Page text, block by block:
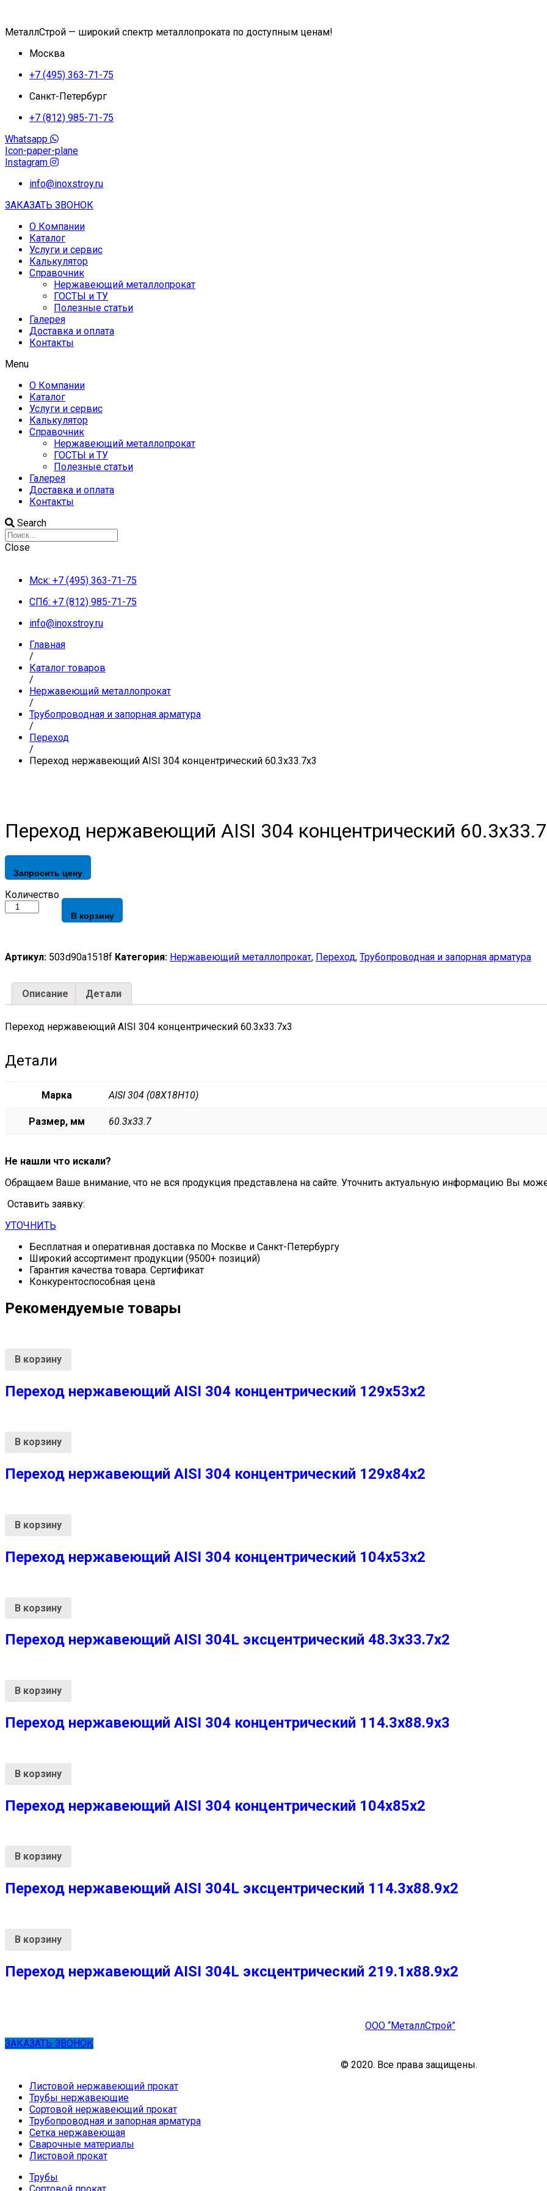
МеталлСтрой — широкий спектр металлопроката по доступным ценам!
Москва
+7 (495) 363-71-75
Санкт-Петербург
+7 (812) 985-71-75
Whatsapp
Icon-paper-plane
Instagram
info@inoxstroy.ru
ЗАКАЗАТЬ ЗВОНОК
О Компании
Каталог
Услуги и сервис
Калькулятор
Справочник
Нержавеющий металлопрокат
ГОСТЫ и ТУ
Полезные статьи
Галерея
Доставка и оплата
Контакты
Menu
О Компании
Каталог
Услуги и сервис
Калькулятор
Справочник
Нержавеющий металлопрокат
ГОСТЫ и ТУ
Полезные статьи
Галерея
Доставка и оплата
Контакты
Search
Close
Мск: +7 (495) 363-71-75
СПб: +7 (812) 985-71-75
info@inoxstroy.ru
Главная
/
Каталог товаров
/
Нержавеющий металлопрокат
/
Трубопроводная и запорная арматура
/
Переход
/
Переход нержавеющий AISI 304 концентрический 60.3х33.7х3
Переход нержавеющий AISI 304 концентрический
Запросить цену
Переход
нержавеющий
60.3х33.7х3
quantity
Количество
В корзину
Артикул: 503d90a1518f Категория: Нержавеющий металлопрокат, Переход, Трубопроводная и запорная арматура
Описание Детали
Переход нержавеющий AISI 304 концентрический 60.3х33.7х3
Детали
Марка AISI 304 (08Х18Н10)
Размер, мм 60.3х33.7
Не нашли что искали?
Обращаем Ваше внимание, что не вся продукция представлена на сайте. Уточнить актуальную информацию Вы
Оставить заявку:
УТОЧНИТЬ
Бесплатная и оперативная доставка по Москве и Санкт-Петербургу
Широкий ассортимент продукции (9500+ позиций)
Гарантия качества товара. Сертификат
Конкурентоспособная цена
Рекомендуемые товары
В корзину
Переход нержавеющий AISI 304 концентрический 129х53х2
В корзину
Переход нержавеющий AISI 304 концентрический 129х84х2
В корзину
Переход нержавеющий AISI 304 концентрический 104х53х2
В корзину
Переход нержавеющий AISI 304L эксцентрический 48.3х33.7х2
В корзину
Переход нержавеющий AISI 304 концентрический 114.3х88.9х3
В корзину
Переход нержавеющий AISI 304 концентрический 104х85х2
В корзину
Переход нержавеющий AISI 304L эксцентрический 114.3х88.9х2
В корзину
Переход нержавеющий AISI 304L эксцентрический 219.1х88.9х2
ООО “МеталлСтрой”
ЗАКАЗАТЬ ЗВОНОК
© 2020. Все права защищены.
Листовой нержавеющий прокат
Трубы нержавеющие
Сортовой нержавеющий прокат
Трубопроводная и запорная арматура
Сетка нержавеющая
Сварочные материалы
Листовой прокат
Трубы
Сортовой прокат